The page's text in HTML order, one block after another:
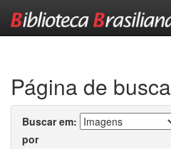
Página de busca
Buscar em:
por